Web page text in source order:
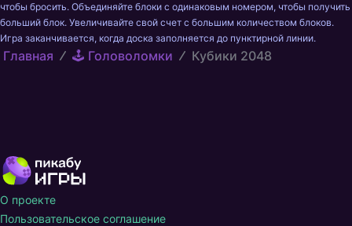
чтобы бросить. Объединяйте блоки с одинаковым номером, чтобы получить
больший блок. Увеличивайте свой счет с большим количеством блоков.
Игра заканчивается, когда доска заполняется до пунктирной линии.
Главная 🕹️ Головоломки Кубики 2048
О проекте
Пользовательское соглашение